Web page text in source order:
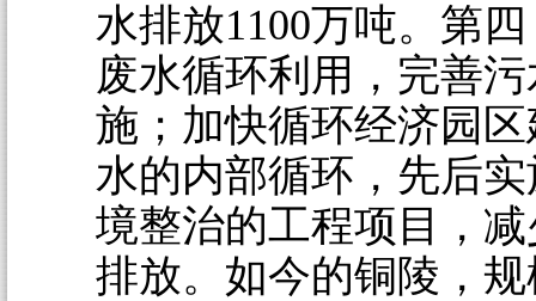
水排放1100万吨。第
废水循环利用，完善
施；加快循环经济园
水的内部循环，先后
境整治的工程项目，
排放。如今的铜陵，